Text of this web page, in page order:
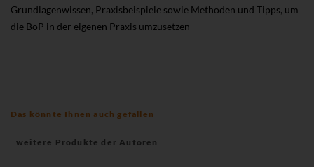
Grundlagenwissen, Praxisbeispiele sowie Methoden und Tipps, um
die BoP in der eigenen Praxis umzusetzen
Das könnte Ihnen auch gefallen
weitere Produkte der Autoren